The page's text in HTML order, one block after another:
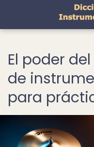
El poder
de
para